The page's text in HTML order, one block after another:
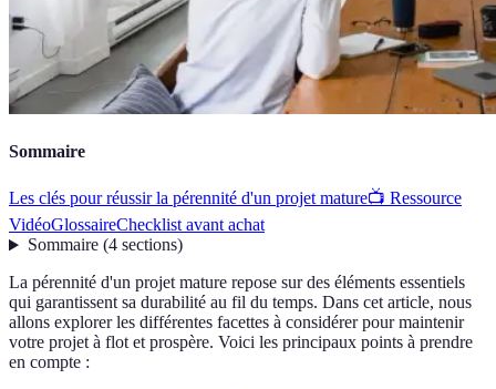
Sommaire
Les clés pour réussir la pérennité d'un projet mature📺 Ressource
VidéoGlossaireChecklist avant achat
Sommaire(4 sections)
La pérennité d'un projet mature repose sur des éléments essentiels
qui garantissent sa durabilité au fil du temps. Dans cet article, nous
allons explorer les différentes facettes à considérer pour maintenir
votre projet à flot et prospère. Voici les principaux points à prendre
en compte :